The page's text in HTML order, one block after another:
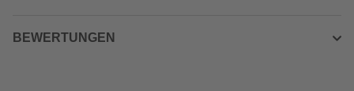
BEWERTUNGEN